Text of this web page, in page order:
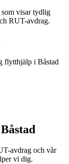
visar tydlig
RUT-avdrag.
flytthjälp i Båstad
avdrag och vår
vi dig.